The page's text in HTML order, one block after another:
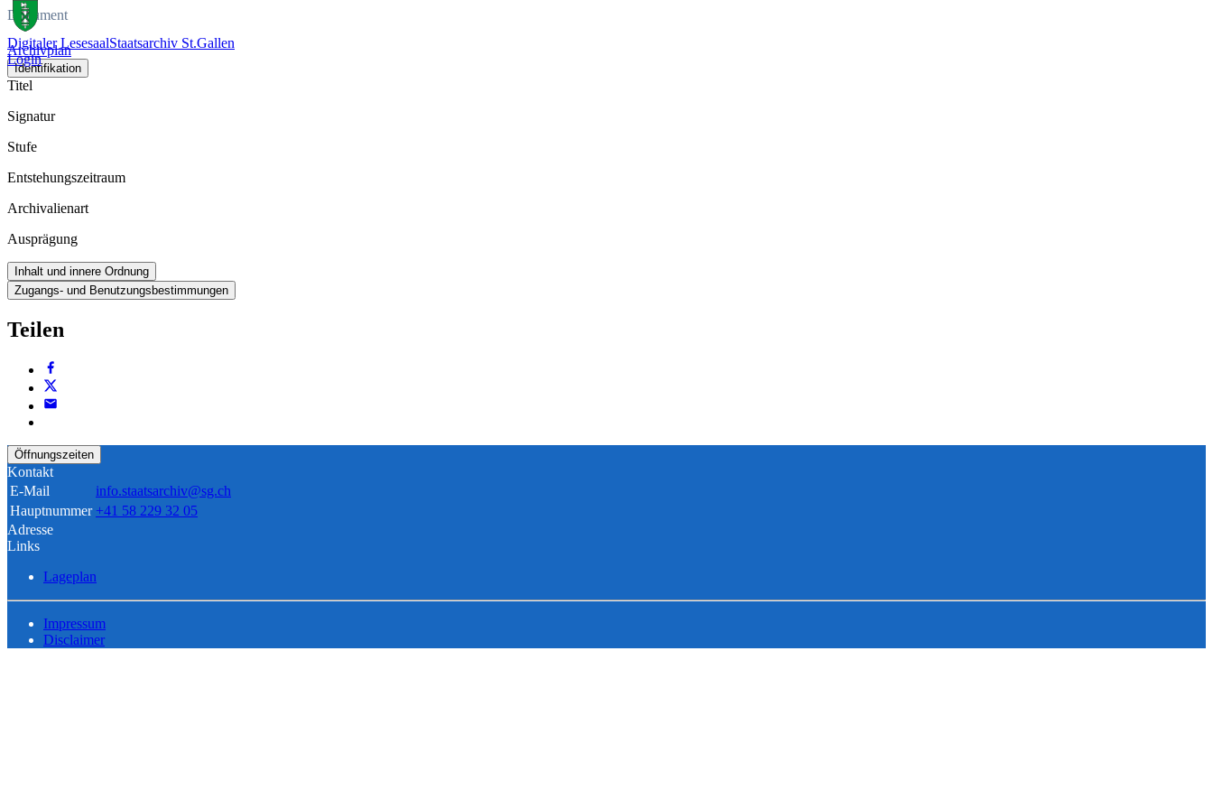
Digitaler LesesaalStaatsarchiv St.Gallen
Login
Dokument
Archivplan
Identifikation
Titel
Signatur
Stufe
Entstehungszeitraum
Archivalienart
Ausprägung
Inhalt und innere Ordnung
Zugangs- und Benutzungsbestimmungen
Teilen
Öffnungszeiten
Kontakt
E-Mail
info.staatsarchiv@sg.ch
Hauptnummer +41 58 229 32 05
Adresse
Links
Lageplan
Impressum
Disclaimer